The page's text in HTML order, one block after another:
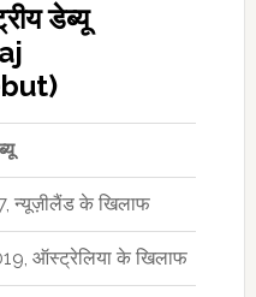
डेब्यू
न्यूज़ीलैंड के खिलाफ
ऑस्ट्रेलिया के खिलाफ